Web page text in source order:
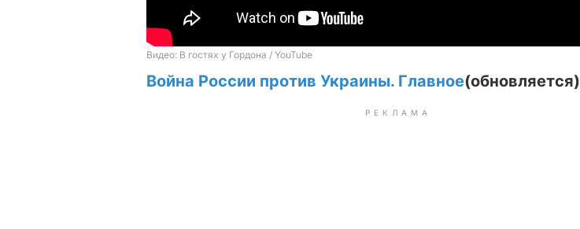
Война России против Украины. Главное(обновляется)
РЕКЛАМА